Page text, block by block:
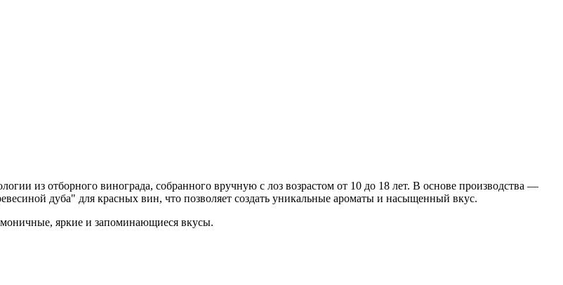
из отборного винограда, собранного вручную с лоз возрастом от 10 до 18 лет. В основе производства —
дуба" для красных вин, что позволяет создать уникальные ароматы и насыщенный вкус.
яркие и запоминающиеся вкусы.